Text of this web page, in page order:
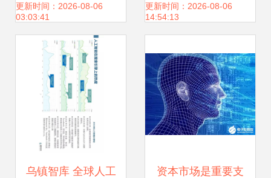
势
更新时间：2026-08-06
03:03:41
工智能赋能视频剪
出活
更新时间：2026-08-06
14:54:13
乌镇智库 全球人工 资本市场是重要支